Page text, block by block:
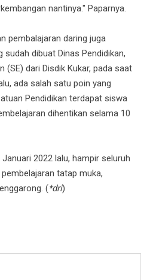
nantinya." Paparnya.
pembalajaran daring juga
dibuat Dinas Pendidikan,
(SE) dari Disdik Kukar, pada saat
ada salah satu poin yang
Pendidikan terdapat siswa
dihentikan selama 10
2022 lalu, hampir seluruh
tatap muka,
(*dri)